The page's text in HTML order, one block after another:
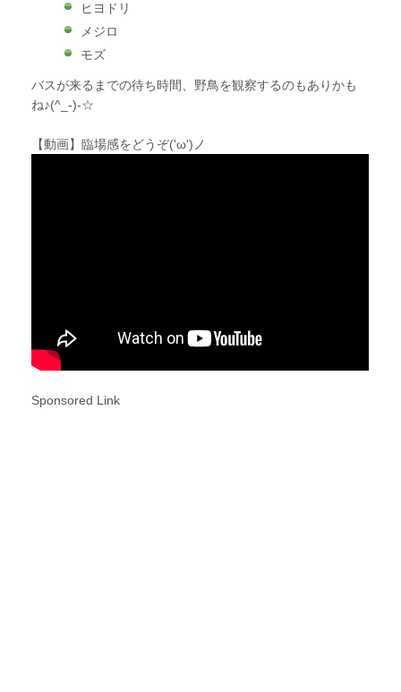
ヒヨドリ
メジロ
モズ
バスが来るまでの待ち時間、野鳥を観察するのもありかも
ね♪(^_-)-☆
【動画】臨場感をどうぞ('ω')ノ
Sponsored Link